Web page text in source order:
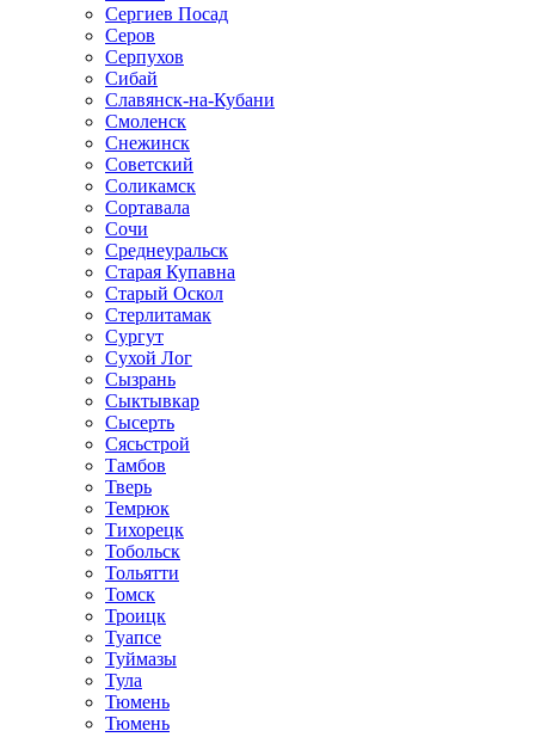
Сергиев Посад
Серов
Серпухов
Сибай
Славянск-на-Кубани
Смоленск
Снежинск
Советский
Соликамск
Сортавала
Сочи
Среднеуральск
Старая Купавна
Старый Оскол
Стерлитамак
Сургут
Сухой Лог
Сызрань
Сыктывкар
Сысерть
Сясьстрой
Тамбов
Тверь
Темрюк
Тихорецк
Тобольск
Тольятти
Томск
Троицк
Туапсе
Туймазы
Тула
Тюмень
Тюмень